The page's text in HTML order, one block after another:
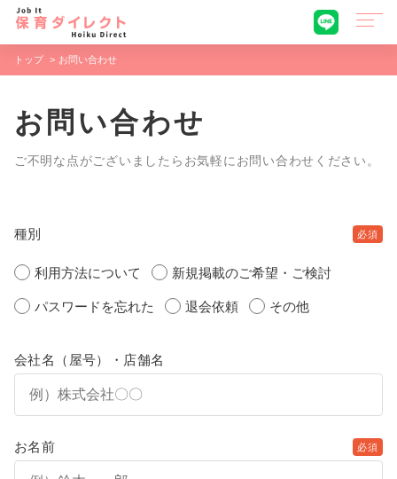
トップ お問い合わせ
お問い合わせ
ご不明な点がございましたらお気軽にお問い合わせください。
種別 必須
利用方法について 新規掲載のご希望・ご検討
パスワードを忘れた 退会依頼 その他
会社名（屋号）・店舗名
お名前 必須